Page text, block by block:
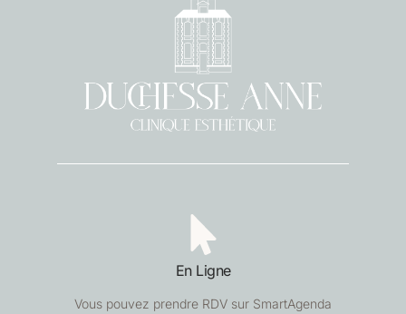
En Ligne
Vous pouvez prendre RDV sur SmartAgenda